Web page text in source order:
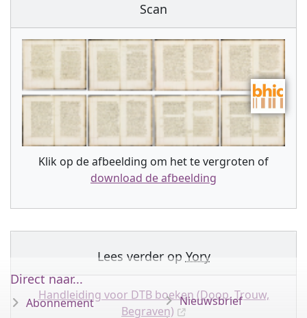
Scan
Klik op de afbeelding om het te vergroten of
download de afbeelding
Lees verder op Yory
Handleiding voor DTB boeken (Doop, Trouw,
Begraven)
Direct naar...
Abonnement
Nieuwsbrief